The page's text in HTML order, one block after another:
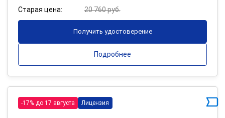
Старая цена:
20 760 руб.
Получить удостоверение
Подробнее
-17% до 17 августа Лицензия